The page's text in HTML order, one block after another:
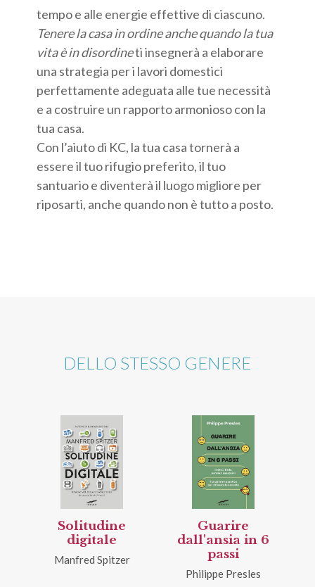
tempo e alle energie effettive di ciascuno.
Tenere la casa in ordine anche quando la tua
vita è in disordineti insegnerà a elaborare
una strategia per i lavori domestici
perfettamente adeguata alle tue necessità
e a costruire un rapporto armonioso con la
tua casa.
Con l’aiuto di KC, la tua casa tornerà a
essere il tuo rifugio preferito, il tuo
santuario e diventerà il luogo migliore per
riposarti, anche quando non è tutto a posto.
DELLO STESSO GENERE
Solitudine
digitale
Manfred Spitzer
Guarire
dall'ansia in 6
passi
Philippe Presles